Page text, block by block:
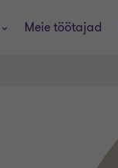
Meie töötajad